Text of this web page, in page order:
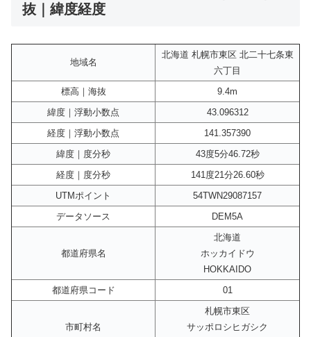
抜｜緯度経度
地域名
北海道 札幌市東区 北二十七条東
六丁目
標高｜海抜
9.4m
緯度｜浮動小数点
43.096312
経度｜浮動小数点
141.357390
緯度｜度分秒
43度5分46.72秒
経度｜度分秒
141度21分26.60秒
UTMポイント
54TWN29087157
データソース
DEM5A
都道府県名
北海道
ホッカイドウ
HOKKAIDO
都道府県コード
01
市町村名
札幌市東区
サッポロシヒガシク